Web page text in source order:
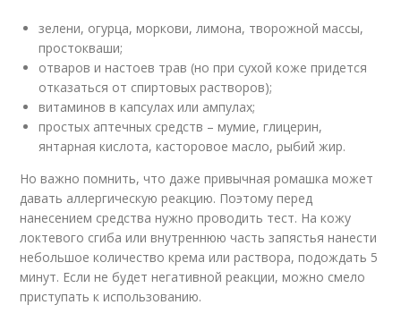
зелени, огурца, моркови, лимона, творожной массы,
простокваши;
отваров и настоев трав (но при сухой коже придется
отказаться от спиртовых растворов);
витаминов в капсулах или ампулах;
простых аптечных средств – мумие, глицерин,
янтарная кислота, касторовое масло, рыбий жир.
Но важно помнить, что даже привычная ромашка может
давать аллергическую реакцию. Поэтому перед
нанесением средства нужно проводить тест. На кожу
локтевого сгиба или внутреннюю часть запястья нанести
небольшое количество крема или раствора, подождать 5
минут. Если не будет негативной реакции, можно смело
приступать к использованию.